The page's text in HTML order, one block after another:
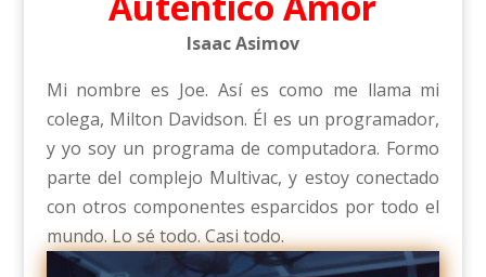
Isaac Asimov
Mi nombre es Joe. Así es como me llama mi
colega, Milton Davidson. Él es un programador,
y yo soy un programa de computadora. Formo
parte del complejo Multivac, y estoy conectado
con otros componentes esparcidos por todo el
mundo. Lo sé todo. Casi todo.